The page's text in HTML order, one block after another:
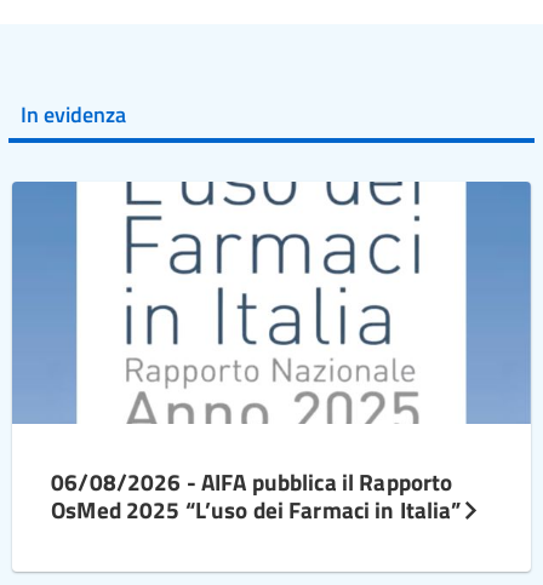
In evidenza
06/08/2026 - AIFA pubblica il Rapporto
OsMed 2025 “L’uso dei Farmaci in Italia”